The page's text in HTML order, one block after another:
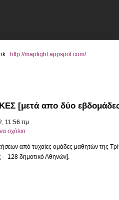
: http://mapfight.appspot.com/
[μετά απο δύο
11:56 πμ
σχόλιο
από τυχαίες ομάδες μαθητών της
– 128 δημοτικό Αθηνών].